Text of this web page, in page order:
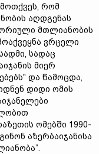
რომ
აღდგენას
მთლიანობის
ვრცელი
სადაც
მიერ
და წამოცდა,
დიდი ომის
ომებში 1990-
აზერბაიჯანისა